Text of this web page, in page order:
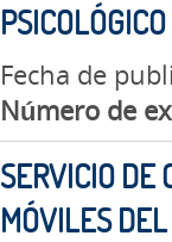
Fecha de
Número de
SERVICIO DE
MÓVILES